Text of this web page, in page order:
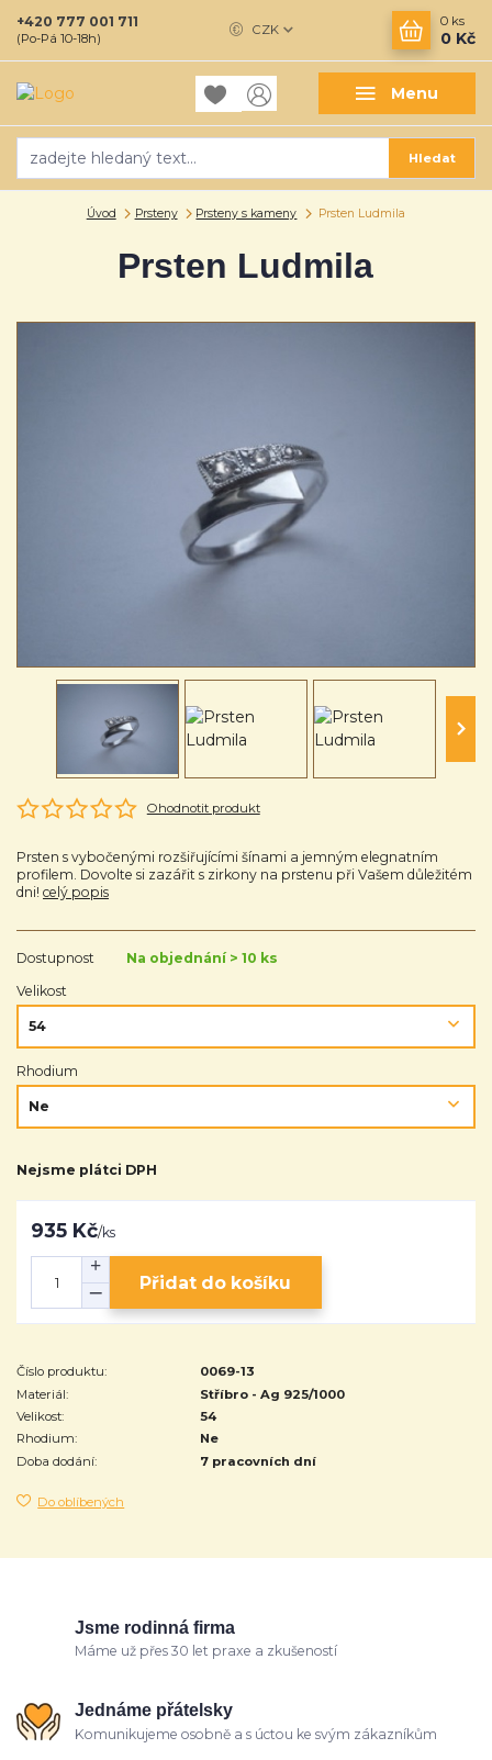
Menu
CZK
Hledat
+420 777 001 711
(Po-Pá 10-18h)
0 ks
0 Kč
Úvod Prsteny Prsteny s kameny Prsten Ludmila
Prsten Ludmila
Ohodnotit produkt
Prsten s vybočenými rozšiřujícími šínami a jemným elegnatním
profilem. Dovolte si zazářit s zirkony na prstenu při Vašem důležitém
dni! celý popis
Dostupnost
Na objednání > 10 ks
Velikost
Rhodium
Nejsme plátci DPH
935 Kč/ks
Přidat do košíku
Číslo produktu:
0069-13
Materiál:
Stříbro - Ag 925/1000
Velikost:
54
Rhodium:
Ne
Doba dodání:
7 pracovních dní
Do oblíbených
Jsme rodinná firma
Máme už přes 30 let praxe a zkušeností
Jednáme přátelsky
Komunikujeme osobně a s úctou ke svým zákazníkům